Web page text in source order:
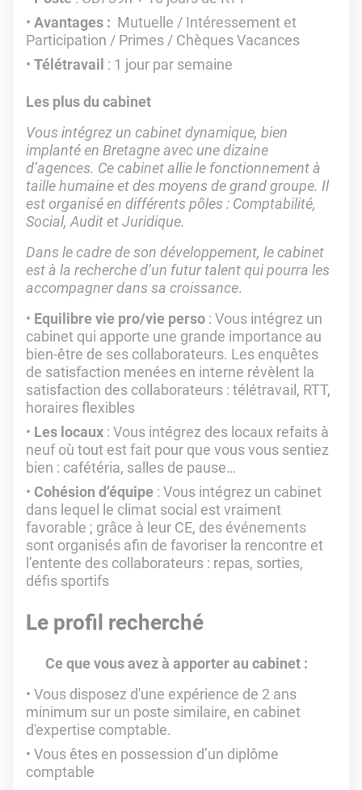
Avantages : Mutuelle / Intéressement et
Participation / Primes / Chèques Vacances
Télétravail : 1 jour par semaine
Les plus du cabinet
Vous intégrez un cabinet dynamique, bien
implanté en Bretagne avec une dizaine
d’agences. Ce cabinet allie le fonctionnement à
taille humaine et des moyens de grand groupe. Il
est organisé en différents pôles : Comptabilité,
Social, Audit et Juridique.
Dans le cadre de son développement, le cabinet
est à la recherche d’un futur talent qui pourra les
accompagner dans sa croissance.
Equilibre vie pro/vie perso : Vous intégrez un
cabinet qui apporte une grande importance au
bien-être de ses collaborateurs. Les enquêtes
de satisfaction menées en interne révèlent la
satisfaction des collaborateurs : télétravail, RTT,
horaires flexibles
Les locaux : Vous intégrez des locaux refaits à
neuf où tout est fait pour que vous vous sentiez
bien : cafétéria, salles de pause…
Cohésion d’équipe : Vous intégrez un cabinet
dans lequel le climat social est vraiment
favorable ; grâce à leur CE, des événements
sont organisés afin de favoriser la rencontre et
l’entente des collaborateurs : repas, sorties,
défis sportifs
Le profil recherché
Ce que vous avez à apporter au cabinet :
Vous disposez d'une expérience de 2 ans
minimum sur un poste similaire, en cabinet
d'expertise comptable.
Vous êtes en possession d’un diplôme
comptable